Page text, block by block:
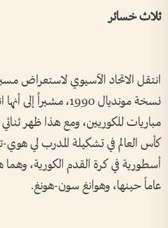
ثلاث خسائر
انتقل الاتحاد الآسيوي لاستعراض
نسخة مونديال 1990،
مباريات للكوريين، ومع هذا ظهر
كأس العالم في تشكيلة المدرب لي
عاماً حينها، وهوانغ سون-هونغ.